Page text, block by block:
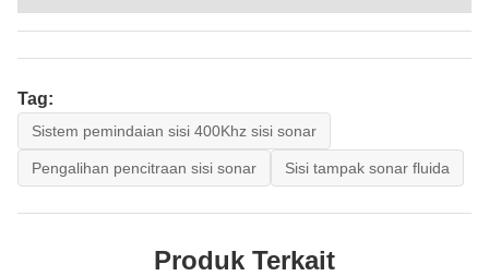
Tag:
Sistem pemindaian sisi 400Khz sisi sonar
Pengalihan pencitraan sisi sonar Sisi tampak sonar fluida
Produk Terkait